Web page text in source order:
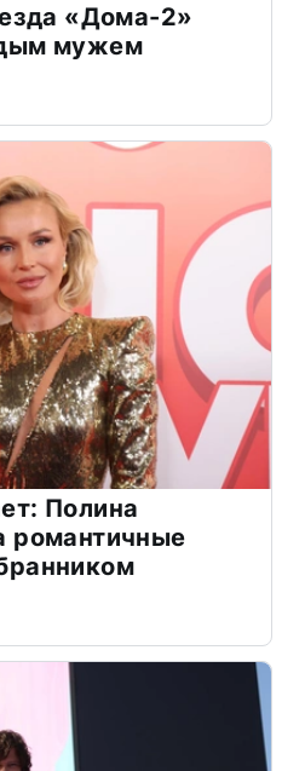
«Дома-2»
мужем
Полина
романтичные